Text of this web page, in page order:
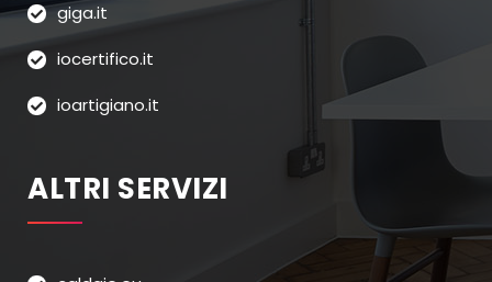
giga.it
iocertifico.it
ioartigiano.it
ALTRI SERVIZI